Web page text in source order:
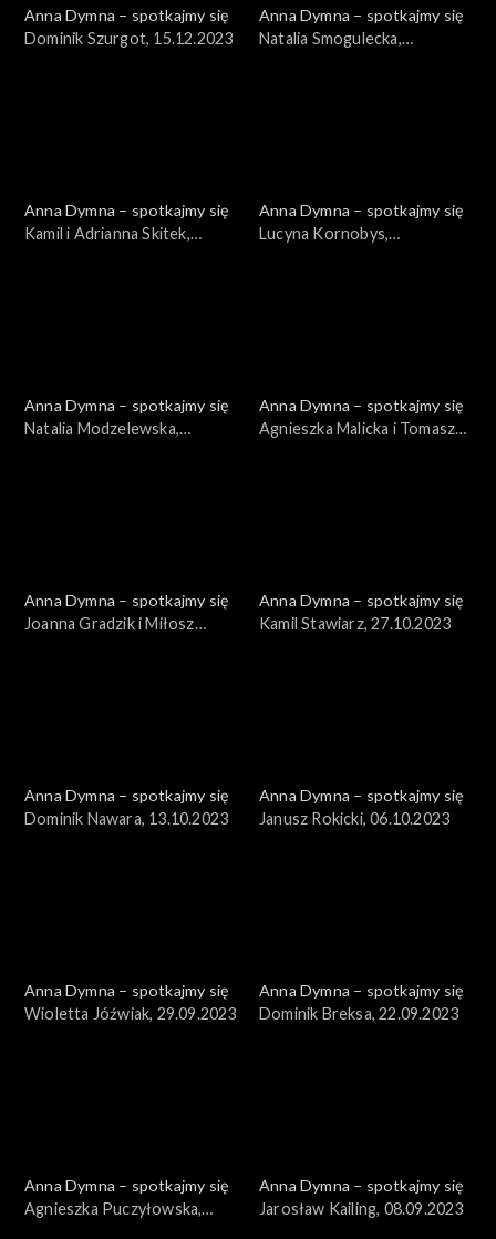
Anna Dymna – spotkajmy się
Dominik Szurgot, 15.12.2023
Anna Dymna – spotkajmy się
Natalia Smogulecka,
Anna Dymna – spotkajmy się
Kamil i Adrianna Skitek,
Anna Dymna – spotkajmy się
Lucyna Kornobys,
Anna Dymna – spotkajmy się
Natalia Modzelewska,
Anna Dymna – spotkajmy się
Agnieszka Malicka i Tomasz
Anna Dymna – spotkajmy się
Joanna Gradzik i Miłosz
Anna Dymna – spotkajmy się
Kamil Stawiarz, 27.10.2023
Anna Dymna – spotkajmy się
Dominik Nawara, 13.10.2023
Anna Dymna – spotkajmy się
Janusz Rokicki, 06.10.2023
Anna Dymna – spotkajmy się
Wioletta Jóźwiak, 29.09.2023
Anna Dymna – spotkajmy się
Dominik Breksa, 22.09.2023
Anna Dymna – spotkajmy się
Agnieszka Puczyłowska,
Anna Dymna – spotkajmy się
Jarosław Kailing, 08.09.2023